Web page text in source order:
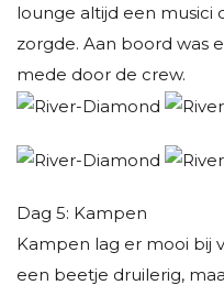
lounge altijd een musici
zorgde. Aan boord was
mede door de crew.
Dag 5: Kampen
Kampen lag er mooi bij
een beetje druilerig,